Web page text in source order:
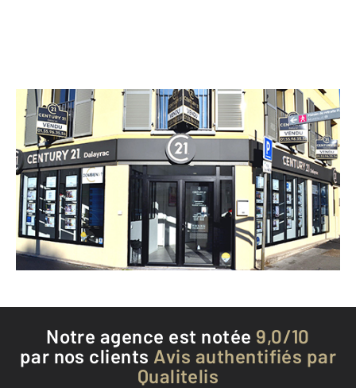
CENTURY 21 Dalayrac
110 rue Dalayrac
FONTENAY SOUS BOIS - 94120
Envoyer un message
Téléphoner à l'agence
Notre agence est notée 9,0/10
par nos clients Avis authentifiés par
Qualitelis